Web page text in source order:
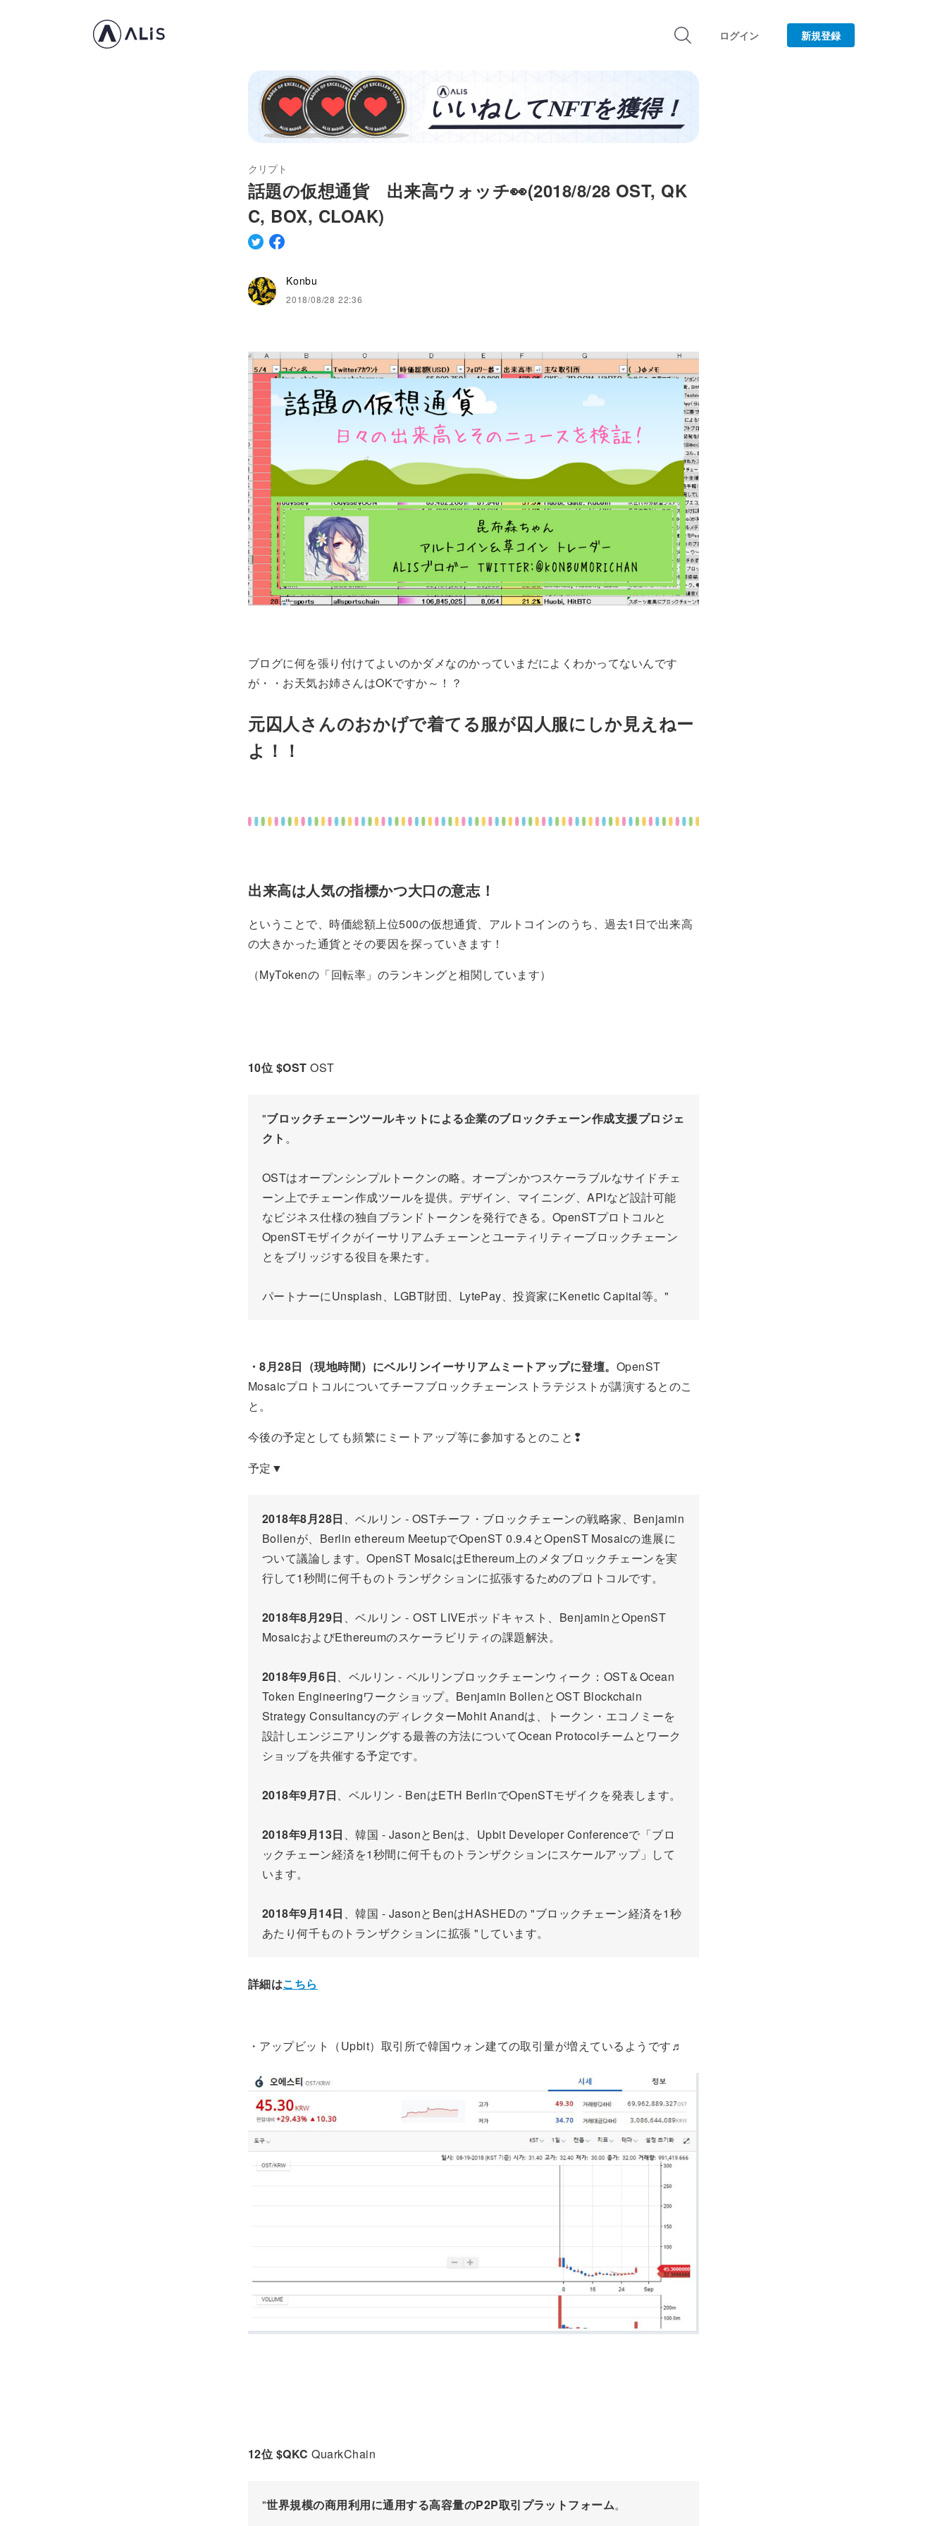
ログイン 新規登録
クリプト
話題の仮想通貨 出来高ウォッチ👀(2018/8/28 OST, QK
C, BOX, CLOAK)
Konbu
2018/08/28 22:36
ブログに何を張り付けてよいのかダメなのかっていまだによくわかってないんです
が・・お天気お姉さんはOKですか～！？
元囚人さんのおかげで着てる服が囚人服にしか見えねー
よ！！
出来高は人気の指標かつ大口の意志！
ということで、時価総額上位500の仮想通貨、アルトコインのうち、過去1日で出来高
の大きかった通貨とその要因を探っていきます！
（MyTokenの「回転率」のランキングと相関しています）
10位 $OST OST
"ブロックチェーンツールキットによる企業のブロックチェーン作成支援プロジェ
クト 。
OSTはオープンシンプルトークンの略。オープンかつスケーラブルなサイドチェ
ーン上でチェーン作成ツールを提供。デザイン、マイニング、APIなど設計可能
なビジネス仕様の独自ブランドトークンを発行できる。OpenSTプロトコルと
OpenSTモザイクがイーサリアムチェーンとユーティリティーブロックチェーン
とをブリッジする役目を果たす。
パートナーにUnsplash、LGBT財団、LytePay、投資家にKenetic Capital等。"
・8月28日（現地時間）にベルリンイーサリアムミートアップに登壇。 OpenST
Mosaicプロトコルについてチーフブロックチェーンストラテジストが講演するとのこ
と。
今後の予定としても頻繁にミートアップ等に参加するとのこと❢
予定▼
2018年8月28日 、ベルリン - OSTチーフ・ブロックチェーンの戦略家、Benjamin
Bollenが、Berlin ethereum MeetupでOpenST 0.9.4とOpenST Mosaicの進展に
ついて議論します。OpenST MosaicはEthereum上のメタブロックチェーンを実
行して1秒間に何千ものトランザクションに拡張するためのプロトコルです。
2018年8月29日 、ベルリン - OST LIVEポッドキャスト、BenjaminとOpenST
MosaicおよびEthereumのスケーラビリティの課題解決。
2018年9月6日、ベルリン - ベルリンブロックチェーンウィーク：OST＆Ocean
Token Engineeringワークショップ。Benjamin BollenとOST Blockchain
Strategy ConsultancyのディレクターMohit Anandは、トークン・エコノミーを
設計しエンジニアリングする最善の方法についてOcean Protocolチームとワーク
ショップを共催する予定です。
2018年9月7日、ベルリン - BenはETH BerlinでOpenSTモザイクを発表します。
2018年9月13日 、韓国 - JasonとBenは、Upbit Developer Conferenceで「ブロ
ックチェーン経済を1秒間に何千ものトランザクションにスケールアップ」して
います。
2018年9月14日 、韓国 - JasonとBenはHASHEDの "ブロックチェーン経済を1秒
あたり何千ものトランザクションに拡張 "しています。
詳細はこちら
・アップビット（Upbit）取引所で韓国ウォン建ての取引量が増えているようです♬
12位 $QKC QuarkChain
"世界規模の商用利用に通用する高容量のP2P取引プラットフォーム。